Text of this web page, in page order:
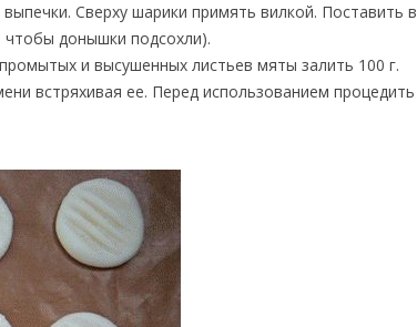
Сверху шарики примять вилкой. Поставить в
чтобы донышки подсохли).
и высушенных листьев мяты залить 100 г.
встряхивая ее. Перед использованием процедить